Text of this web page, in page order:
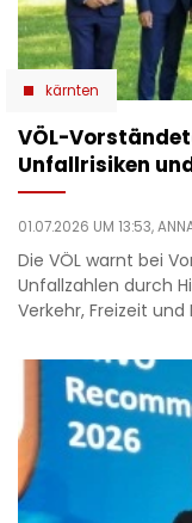
kärnten
VÖL-
Unfallrisiken
01.07.2026 UM 13:53,
Die VÖL warnt bei
Unfallzahlen durch
Verkehr, Freizeit